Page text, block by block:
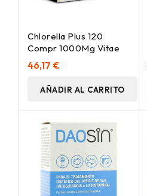
Chlorella Plus 120
Compr 1000Mg Vitae
46,17 €
AÑADIR AL CARRITO